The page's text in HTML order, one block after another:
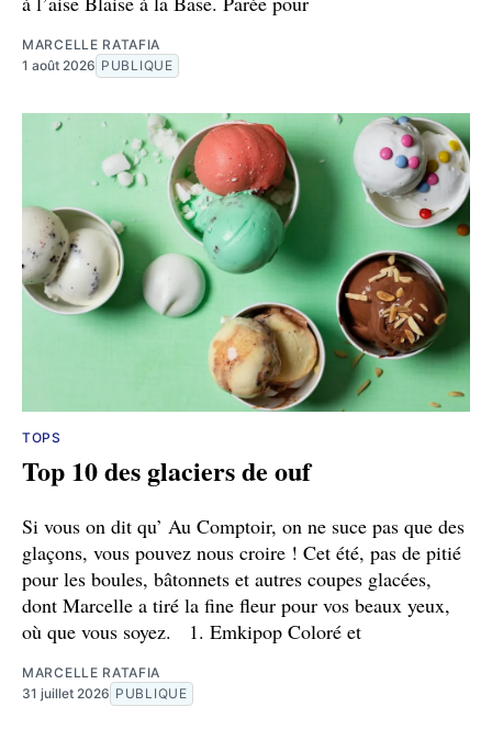
MARCELLE RATAFIA
1 août 2026 PUBLIQUE
TOPS
Top 10 des glaciers de ouf
Si vous on dit qu’ Au Comptoir, on ne suce pas que des
glaçons, vous pouvez nous croire ! Cet été, pas de pitié
pour les boules, bâtonnets et autres coupes glacées,
dont Marcelle a tiré la fine fleur pour vos beaux yeux,
où que vous soyez. 1. Emkipop Coloré et
MARCELLE RATAFIA
31 juillet 2026 PUBLIQUE